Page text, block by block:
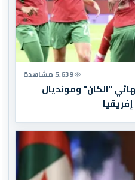
5,639 مشاهدة
"الكان" ومونديال